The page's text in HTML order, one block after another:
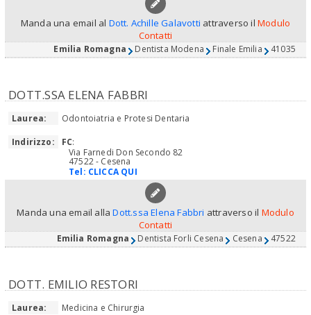
Manda una email al Dott. Achille Galavotti attraverso ilModulo
Contatti
Emilia Romagna Dentista Modena Finale Emilia 41035
DOTT.SSA ELENA FABBRI
Laurea:
Odontoiatria e Protesi Dentaria
Indirizzo:
FC:
Via Farnedi Don Secondo 82
47522 - Cesena
Tel: CLICCA QUI
Manda una email allaDott.ssa Elena Fabbri attraverso il Modulo
Contatti
Emilia Romagna Dentista Forli Cesena Cesena 47522
DOTT. EMILIO RESTORI
Laurea: Medicina e Chirurgia